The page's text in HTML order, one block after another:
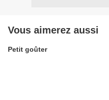
Vous aimerez aussi
Petit goûter